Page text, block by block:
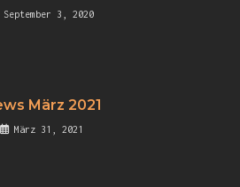
September 3, 2020
März 2021
März 31, 2021